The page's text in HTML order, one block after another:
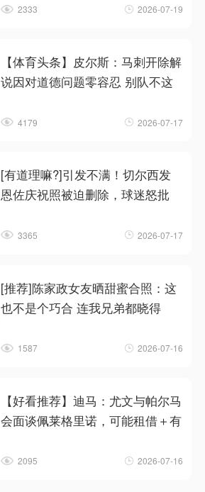
2333 2026-07-19
【体育头条】皮尔斯：马刺开除解
说因对道德问题零容忍 别队不这
4179 2026-07-17
[有道理嘛?]引发不满！切尔西发
恩佐庆祝照被迫删除，球迷怒批
3365 2026-07-17
[推荐]陈家政女友晒甜蜜合照：这
也不是个巧合 连我兄弟都晓得
1587 2026-07-16
【好看推荐】迪马：尤文与帕尔马
会面谈佩莱格里诺，可能租借＋有
2095 2026-07-16